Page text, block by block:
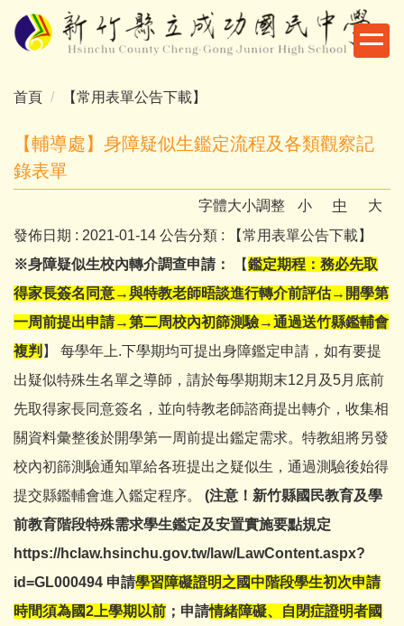
跳
到
內
首頁 【常用表單公告下載】
【輔導處】身障疑似生鑑定流程及各類觀察記
錄表單
字體大小調整 小 中
大
發佈日期 : 2021-01-14 公告分類 :
【常用表單公告下載】
※身障疑似生校內轉介調查申請：
【鑑定期程：務必先取
得家長簽名同意→與特教老師晤談進行轉介前評估→開學第
一周前提出申請→第二周校內初篩測驗→通過送竹縣鑑輔會
複判 】 每學年上.下學期均可提出身障鑑定申請，如有要提
出疑似特殊生名單之導師，請於每學期期末12月及5月底前
先取得家長同意簽名，並向特教老師諮商提出轉介，收集相
關資料彙整後於開學第一周前提出鑑定需求。特教組將另發
校內初篩測驗通知單給各班提出之疑似生，通過測驗後始得
提交縣鑑輔會進入鑑定程序。
(注意！新竹縣國民教育及學
前教育階段特殊需求學生鑑定及安置實施要點規定
https://hclaw.hsinchu.gov.tw/law/LawContent.aspx?
id=GL000494 申請學習障礙證明之國中階段學生初次申請
時間須為國2上學期以前 ；申請情緒障礙、自閉症證明者國